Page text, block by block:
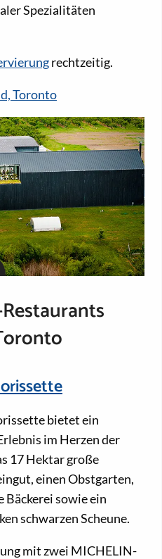
Spezialitäten
rechtzeitig.
Toronto
bietet ein
im Herzen der
17 Hektar große
einen Obstgarten,
Bäckerei sowie ein
schwarzen Scheune.
mit zwei MICHELIN-